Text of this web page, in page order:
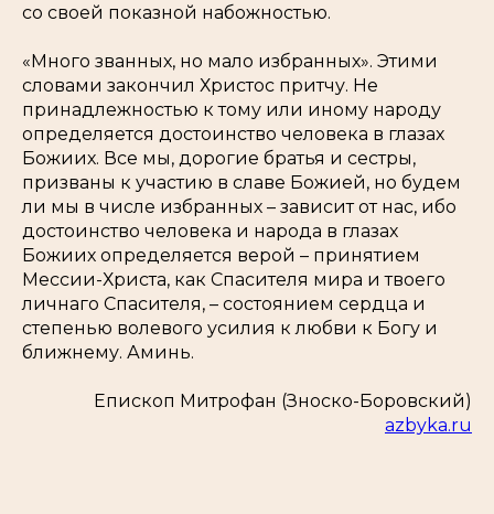
со своей показной набожностью.
«Много званных, но мало избранных». Этими
словами закончил Христос притчу. Не
принадлежностью к тому или иному народу
определяется достоинство человека в глазах
Божиих. Все мы, дорогие братья и сестры,
призваны к участию в славе Божией, но будем
ли мы в числе избранных – зависит от нас, ибо
достоинство человека и народа в глазах
Божиих определяется верой – принятием
Мессии-Христа, как Спасителя мира и твоего
личнаго Спасителя, – состоянием сердца и
степенью волевого усилия к любви к Богу и
ближнему. Аминь.
Епископ Митрофан (Зноско-Боровский)
azbyka.ru